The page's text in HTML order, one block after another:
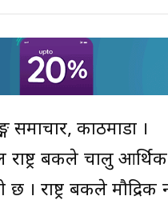
समाचार, काठमाडौं ।
राष्ट्र बैंकले चालु आर्थिक
छ । राष्ट्र बैंकले